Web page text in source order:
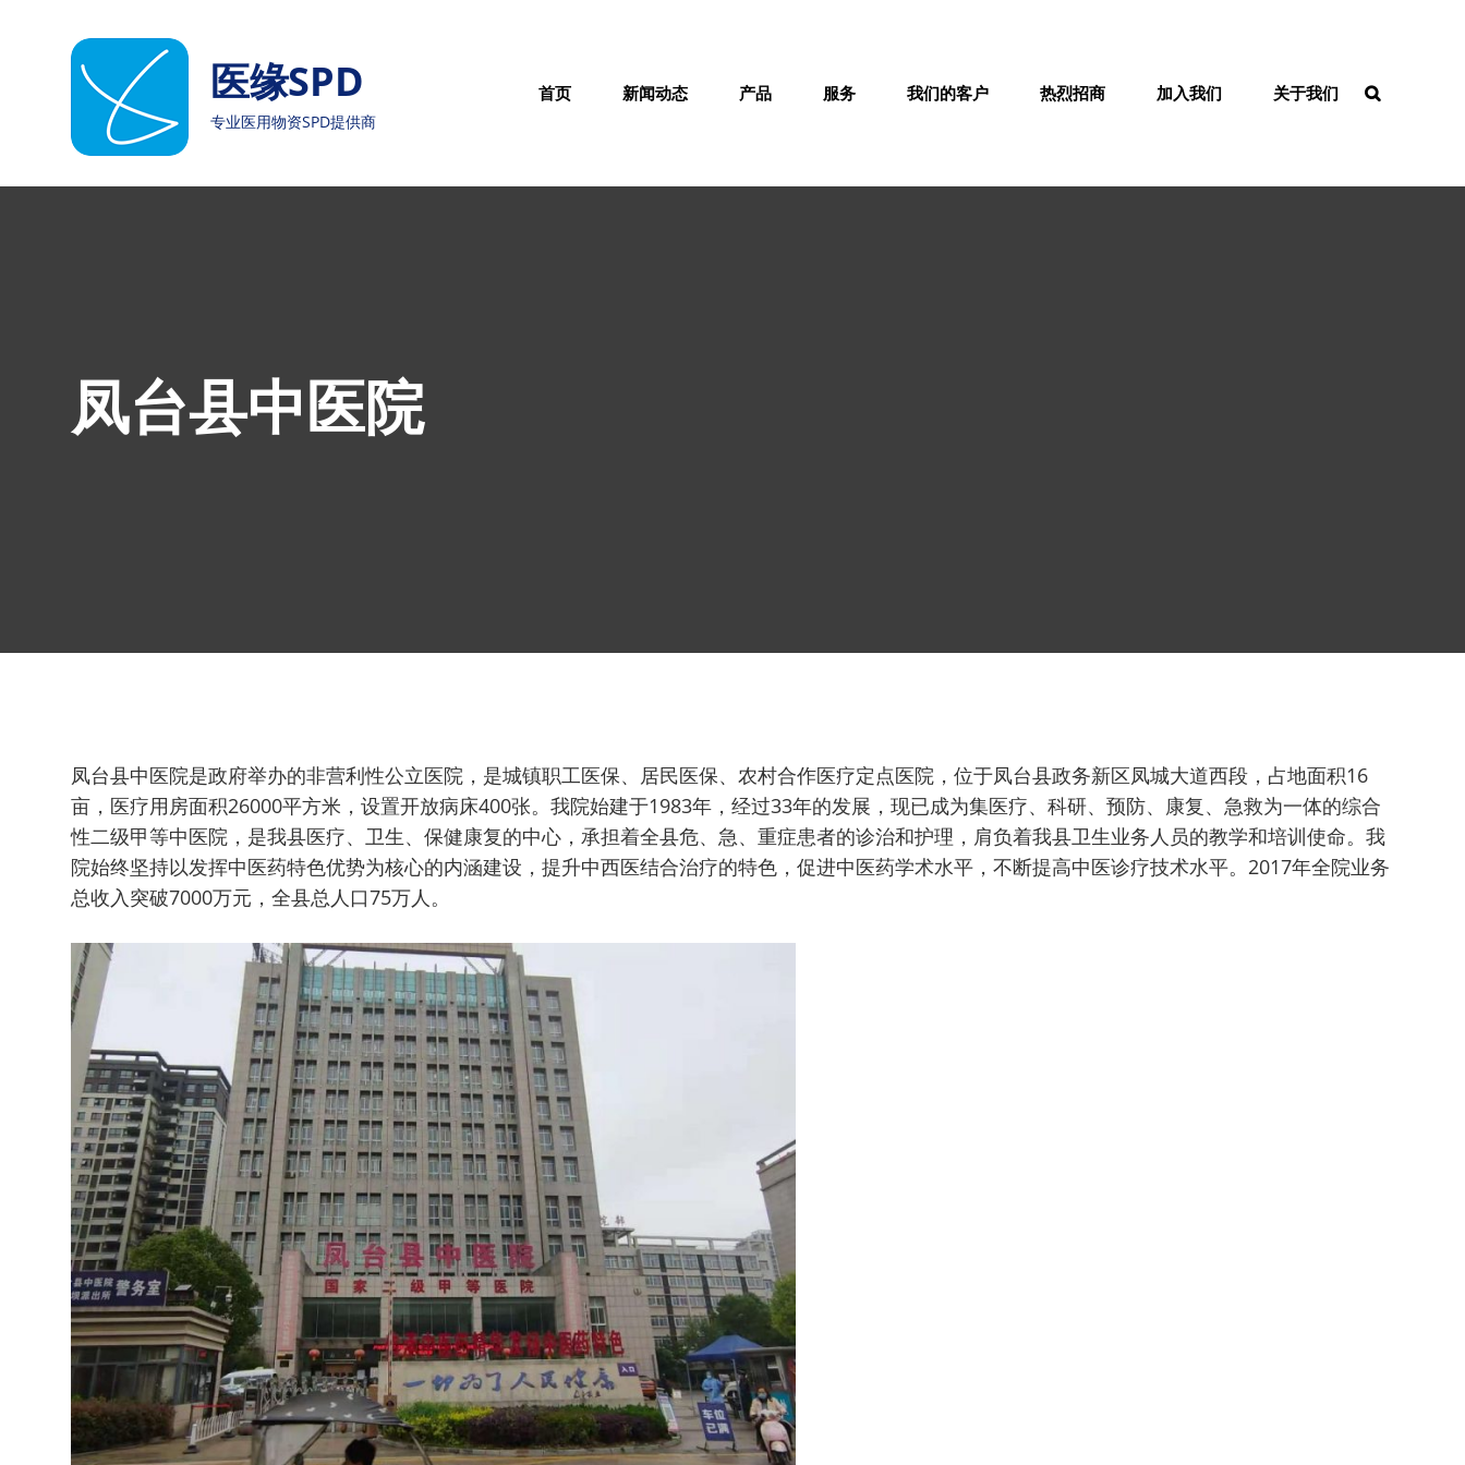
医缘SPD
专业医用物资SPD提供商
首页 新闻动态 产品 服务 我们的客户 热烈招商 加入我们 关于我们
凤台县中医院
凤台县中医院是政府举办的非营利性公立医院，是城镇职工医保、居民医保、农村合作医疗定点医院，位于凤台县政务新区凤城大道西段，占地面积16
亩，医疗用房面积26000平方米，设置开放病床400张。我院始建于1983年，经过33年的发展，现已成为集医疗、科研、预防、康复、急救为一体的综合
性二级甲等中医院，是我县医疗、卫生、保健康复的中心，承担着全县危、急、重症患者的诊治和护理，肩负着我县卫生业务人员的教学和培训使命。我
院始终坚持以发挥中医药特色优势为核心的内涵建设，提升中西医结合治疗的特色，促进中医药学术水平，不断提高中医诊疗技术水平。2017年全院业务
总收入突破7000万元，全县总人口75万人。